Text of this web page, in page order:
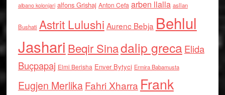
albano kolonjari alfons Grishaj Anton Cefa arben llalla asllan
Bushati Astrit Lulushi Aurenc Bebja Behlul
Jashari Beqir Sinadalip grecaElida
Buçpapaj Elmi Berisha Enver Bytyci Ermira Babamusta
Eugjen MerlikaFahri Xharra Frank